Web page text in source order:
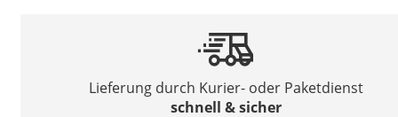
Lieferung durch Kurier- oder Paketdienst
schnell & sicher